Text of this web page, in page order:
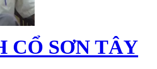
CỔ SƠN TÂY